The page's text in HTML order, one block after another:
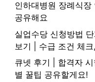
인하대병원 장례식
공유해요
실업수당 신청방법
보기 | 수급 조건 체
큐넷 후기 | 합격자
별 꿀팁 공유할게요!